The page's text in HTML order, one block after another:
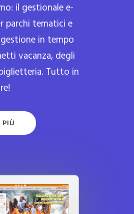
il gestionale e-
parchi tematici e
in tempo
vacanza, degli
Tutto in
PIÙ